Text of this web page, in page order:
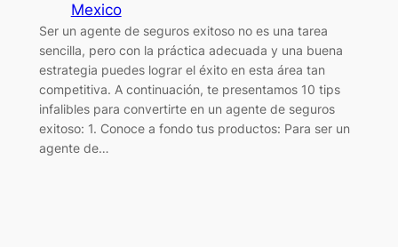
Mexico
Ser un agente de seguros exitoso no es una tarea
sencilla, pero con la práctica adecuada y una buena
estrategia puedes lograr el éxito en esta área tan
competitiva. A continuación, te presentamos 10 tips
infalibles para convertirte en un agente de seguros
exitoso: 1. Conoce a fondo tus productos: Para ser un
agente de…